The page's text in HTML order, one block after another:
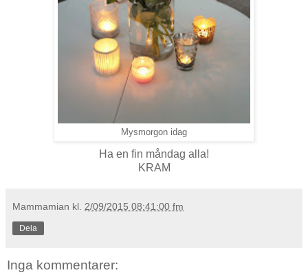
Mysmorgon idag
Ha en fin måndag alla!
KRAM
Mammamian kl. 2/09/2015 08:41:00 fm
Dela
Inga kommentarer: